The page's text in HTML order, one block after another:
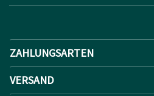
ZAHLUNGSARTEN
VERSAND